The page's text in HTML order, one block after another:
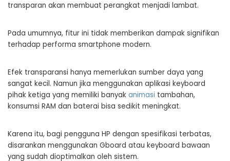
transparan akan membuat perangkat menjadi lambat.
Pada umumnya, fitur ini tidak memberikan dampak signifikan
terhadap performa smartphone modern.
Efek transparansi hanya memerlukan sumber daya yang
sangat kecil. Namun jika menggunakan aplikasi keyboard
pihak ketiga yang memiliki banyak animasi tambahan,
konsumsi RAM dan baterai bisa sedikit meningkat.
Karena itu, bagi pengguna HP dengan spesifikasi terbatas,
disarankan menggunakan Gboard atau keyboard bawaan
yang sudah dioptimalkan oleh sistem.